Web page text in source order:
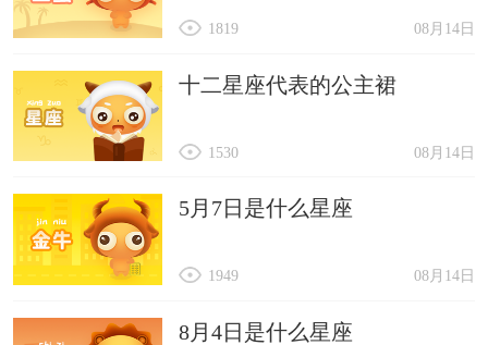
08月14日
1819
十二星座代表的公主裙
08月14日
1530
5月7日是什么星座
08月14日
1949
8月4日是什么星座